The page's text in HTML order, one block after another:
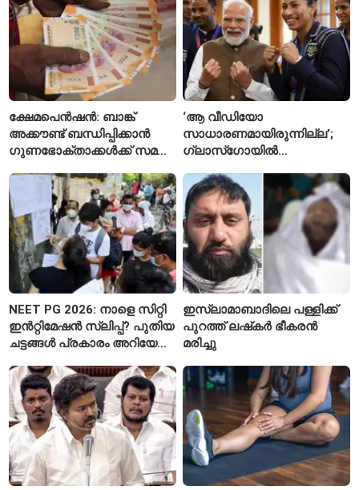
ക്ഷേമപെൻഷൻ: ബാങ്ക്
അക്കൗണ്ട് ബന്ധിപ്പിക്കാൻ
ഗുണഭോക്താക്കൾക്ക് സമയം
‘ആ വീഡിയോ
സാധാരണമായിരുന്നില്ല’;
ഗ്ലാസ്‌ഗോയിൽ
തിരുത്തിച്ച ലവ്‌ലിനയെ
പ്രശംസിച്ച് പ്രധാനമന്ത്രി
NEET PG 2026: നാളെ സിറ്റി
ഇൻറ്റിമേഷൻ സ്ലിപ്പ്? പുതിയ
ചട്ടങ്ങൾ പ്രകാരം അറിയേണ്ട
ഇസ്ലാമാബാദിലെ പള്ളിക്ക്
പുറത്ത് ലഷ്‌കർ ഭീകരൻ
മരിച്ചു